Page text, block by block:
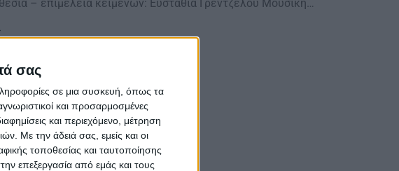
σας
σε μια συσκευή, όπως τα
και προσαρμοσμένες
και περιεχόμενο, μέτρηση
Με την άδειά σας, εμείς και οι
τοποθεσίας και ταυτοποίησης
επεξεργασία από εμάς και τους
– επιμέλεια κειμένων: Ευσταθία Γρέντζελου Μουσική…